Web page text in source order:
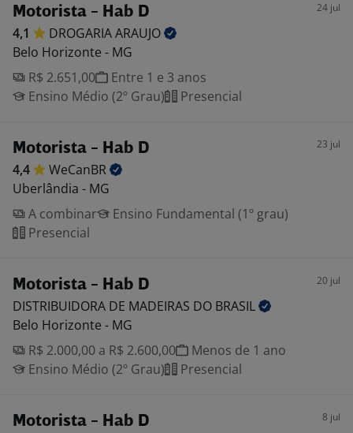
Motorista - Hab D 24 jul
4,1 DROGARIAARAUJO
Belo Horizonte - MG
R$ 2.651,00
Entre 1 e 3 anos
Ensino Médio (2º Grau)
Presencial
Motorista - Hab D 23 jul
4,4
WeCanBR
Uberlândia - MG
A combinar
Ensino Fundamental (1º grau)
Presencial
Motorista - Hab D 20 jul
DISTRIBUIDORA DE MADEIRAS DO BRASIL
Belo Horizonte - MG
R$ 2.000,00 a R$ 2.600,00
Menos de 1 ano
Ensino Médio (2º Grau)
Presencial
Motorista - Hab D 8 jul